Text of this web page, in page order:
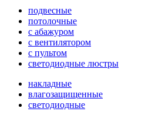
подвесные
потолочные
с абажуром
с вентилятором
с пультом
светодиодные люстры
накладные
влагозащищенные
светодиодные